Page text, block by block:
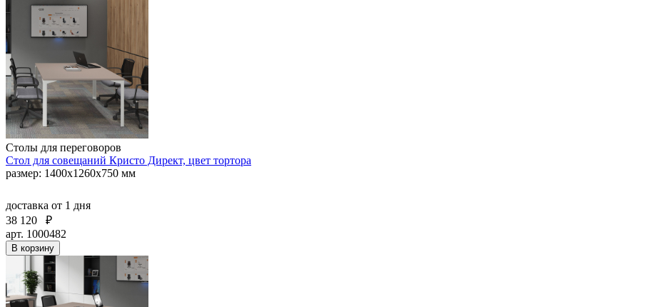
Столы для переговоров
Стол для совещаний Кристо Директ, цвет тортора
размер: 1400х1260х750 мм
доставка от 1 дня
38 120
₽
арт. 1000482
В корзину